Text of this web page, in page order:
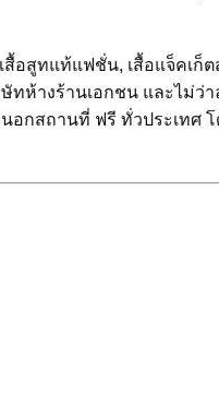
อสูทแท้แฟชั่น, เสื้อแจ็คเก็
ห้างร้านเอกชน และไม่ว่า
อกสถานที่ ฟรี ทั่วประเทศ